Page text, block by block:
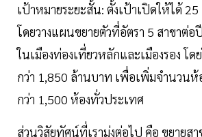
เป้าหมายระยะสั้น: ตั้งเป้าเปิดให้ได้
โดยวางแผนขยายตัวที่อัตรา 5 สาขาต่อ
ในเมืองท่องเที่ยวหลักและเมืองรอง โด
กว่า 1,850 ล้านบาท เพื่อเพิ่มจำนวน
กว่า 1,500 ห้องทั่วประเทศ
ส่วนวิสัยทัศน์ที่เรามุ่งต่อไป คือ ขยายส